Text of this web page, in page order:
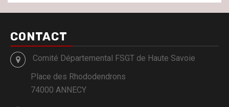
CONTACT
Comité Départemental FSGT de Haute Savoie
Place des Rhododendrons
74000 ANNECY